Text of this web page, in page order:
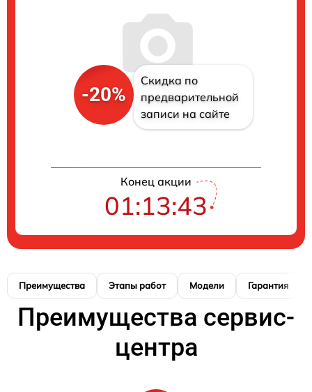
-20%
Скидка по
предварительной
записи на сайте
Конец акции
01:13:42
Преимущества Этапы работ Модели Гарантия
Преимущества сервис-
центра